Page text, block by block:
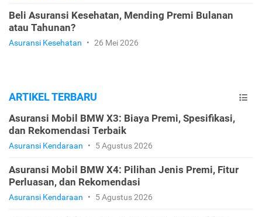
Beli Asuransi Kesehatan, Mending Premi Bulanan
atau Tahunan?
Asuransi Kesehatan • 26 Mei 2026
ARTIKEL TERBARU
Asuransi Mobil BMW X3: Biaya Premi, Spesifikasi,
dan Rekomendasi Terbaik
Asuransi Kendaraan • 5 Agustus 2026
Asuransi Mobil BMW X4: Pilihan Jenis Premi, Fitur
Perluasan, dan Rekomendasi
Asuransi Kendaraan • 5 Agustus 2026